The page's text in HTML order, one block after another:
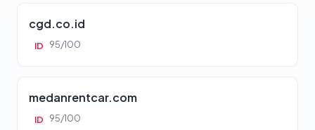
cgd.co.id
ID 95/100
medanrentcar.com
ID 95/100